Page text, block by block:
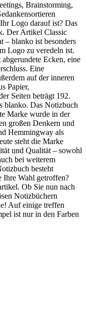
Brainstorming,
Logo darauf ist? Das
Der Artikel Classic
– blanko ist besonders
Logo zu veredeln ist.
Ecken, eine
Eine
auf der inneren
Papier,
Seiten beträgt 192.
blanko. Das Notizbuch
Marke wurde in der
großen Denkern und
Hemmingway als
steht die Marke
und Qualität – sowohl
bei weiterem
besteht
Ihre Wahl getroffen?
Ob Sie nun nach
Notizbüchern
Auf einige treffen
ist nur in den Farben